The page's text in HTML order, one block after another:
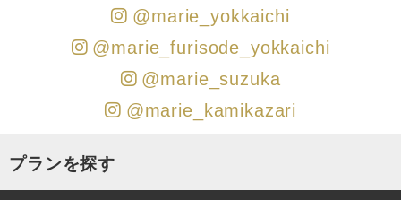
@marie_yokkaichi
@marie_furisode_yokkaichi
@marie_suzuka
@marie_kamikazari
プランを探す